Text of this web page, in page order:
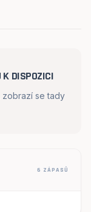
K DISPOZICI
zobrazí se tady
6 ZÁPASŮ